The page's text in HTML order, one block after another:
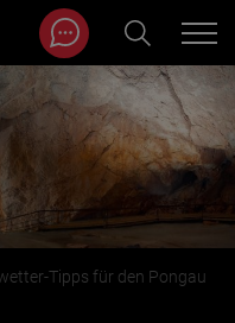
Tipps für den Pongau